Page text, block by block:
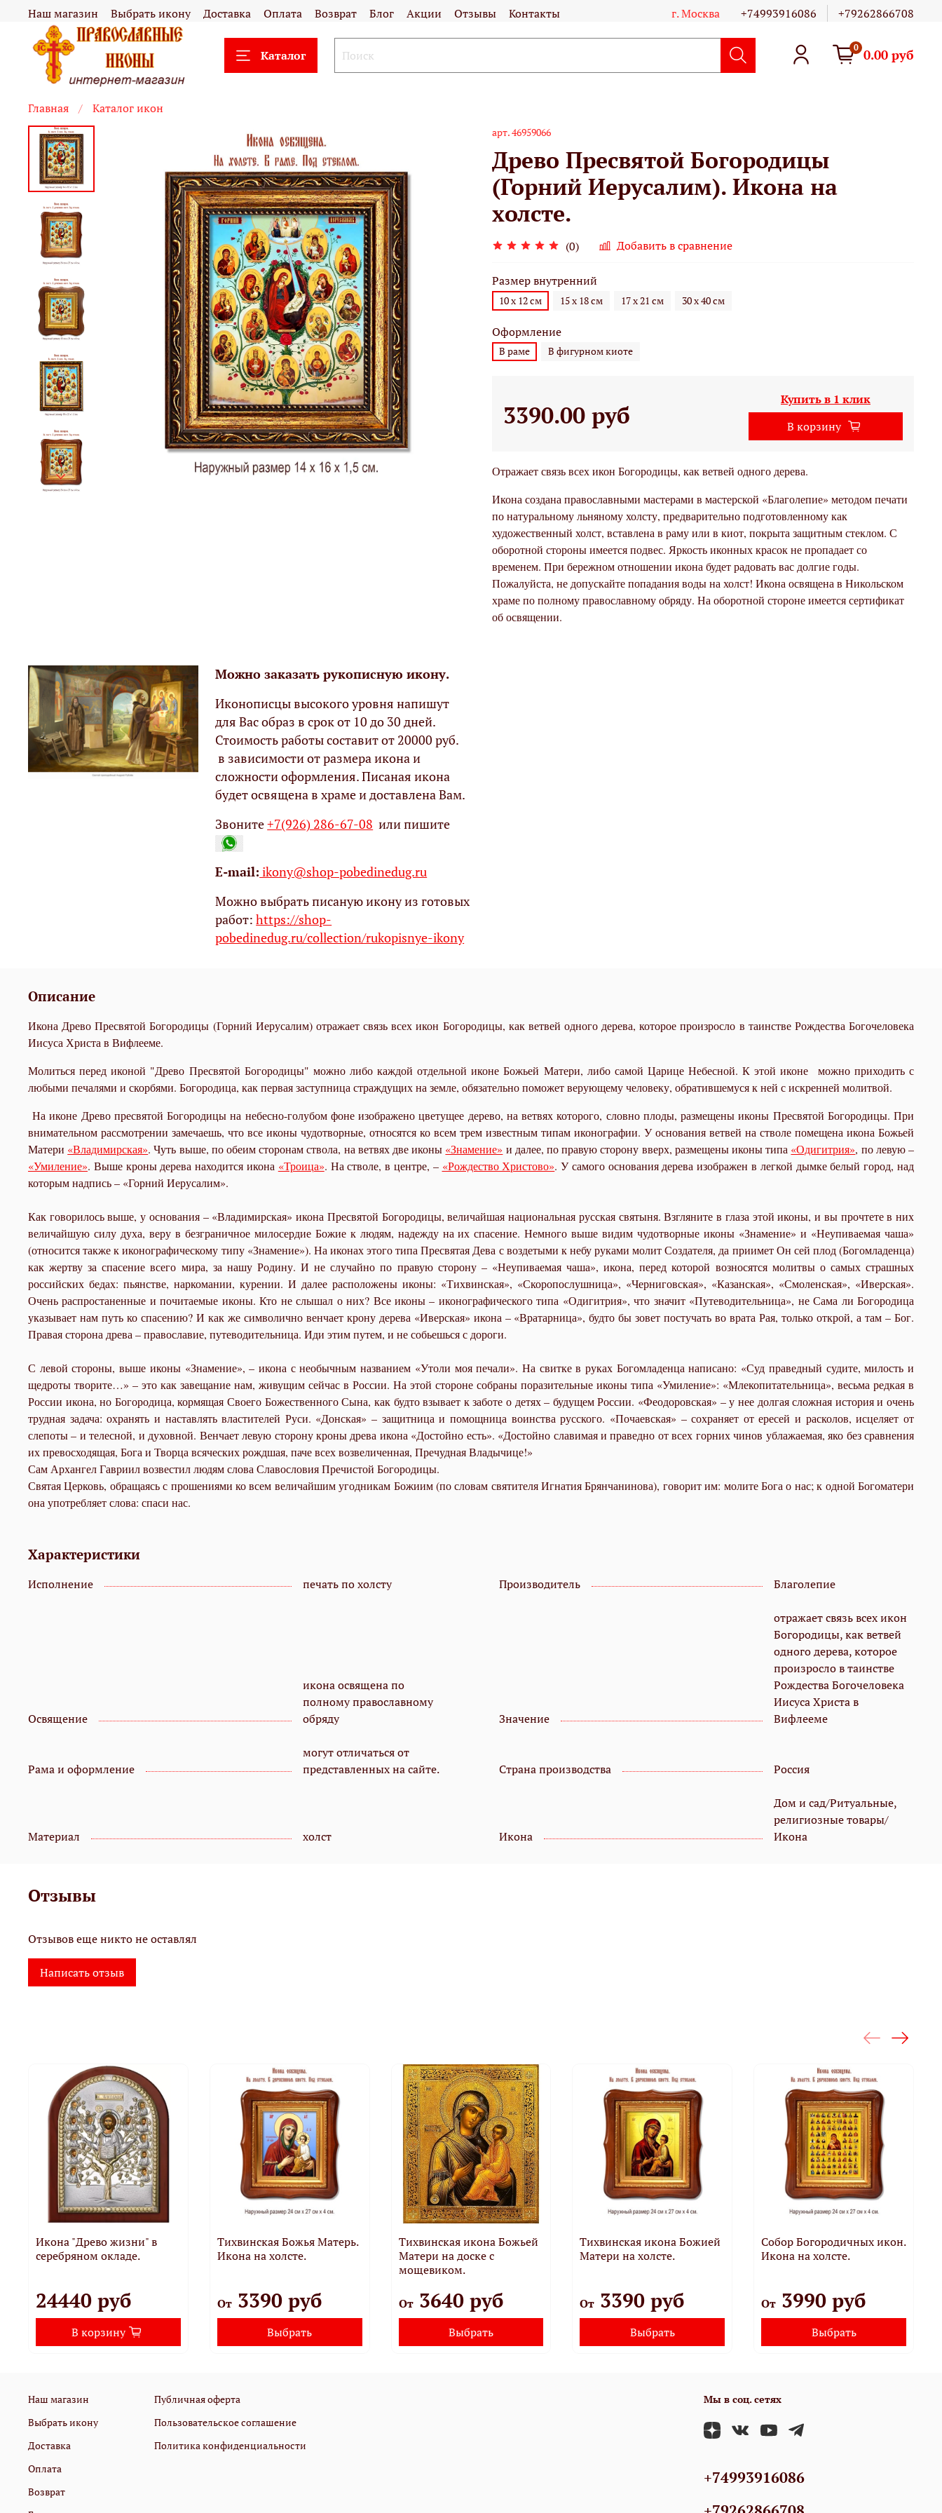
Наш магазин Выбрать икону Доставка Оплата Возврат Блог Акции Отзывы Контакты г. Москва +74993916086 +79262866708
Каталог
0 0.00 руб
Главная Каталог икон
арт.46959066
Древо Пресвятой Богородицы
(Горний Иерусалим). Икона на
холсте.
(0) Добавить в сравнение
Размер внутренний
10 х 12 см 15 х 18 см 17 х 21 см 30 х 40 см
Оформление
В раме В фигурном киоте
3390.00 руб
Купить в 1 клик
В корзину
Отражает связь всех икон Богородицы, как ветвей одного дерева.
Икона создана православными мастерами в мастерской «Благолепие» методом печати
по натуральному льняному холсту, предварительно подготовленному как
художественный холст, вставлена в раму или в киот, покрыта защитным стеклом. С
оборотной стороны имеется подвес. Яркость иконных красок не пропадает со
временем. При бережном отношении икона будет радовать вас долгие годы.
Пожалуйста, не допускайте попадания воды на холст! Икона освящена в Никольском
храме по полному православному обряду. На оборотной стороне имеется сертификат
об освящении.
Можно заказать рукописную икону.
Иконописцы высокого уровня напишут
для Вас образ в срок от 10 до 30 дней.
Стоимость работы составит от 20000 руб.
в зависимости от размера икона и
сложности оформления. Писаная икона
будет освящена в храме и доставлена Вам.
Звоните+7(926) 286-67-08 или пишите
Е-mail: ikony@shop-pobedinedug.ru
Можно выбрать писаную икону из готовых
работ:https://shop-
pobedinedug.ru/collection/rukopisnye-ikony
Описание
Икона Древо Пресвятой Богородицы (Горний Иерусалим) отражает связь всех икон Богородицы, как ветвей одного дерева, которое произросло в таинстве Рождества Богочеловека
Иисуса Христа в Вифлееме.
Молиться перед иконой "Древо Пресвятой Богородицы" можно либо каждой отдельной иконе Божьей Матери, либо самой Царице Небесной. К этой иконе можно приходить с
любыми печалями и скорбями. Богородица, как первая заступница страждущих на земле, обязательно поможет верующему человеку, обратившемуся к ней с искренней молитвой.
На иконе Древо пресвятой Богородицы на небесно-голубом фоне изображено цветущее дерево, на ветвях которого, словно плоды, размещены иконы Пресвятой Богородицы. При
внимательном рассмотрении замечаешь, что все иконы чудотворные, относятся ко всем трем известным типам иконографии. У основания ветвей на стволе помещена икона Божьей
Матери «Владимирская». Чуть выше, по обеим сторонам ствола, на ветвях две иконы «Знамение» и далее, по правую сторону вверх, размещены иконы типа «Одигитрия», по левую –
«Умиление». Выше кроны дерева находится икона «Троица». На стволе, в центре, – «Рождество Христово». У самого основания дерева изображен в легкой дымке белый город, над
которым надпись – «Горний Иерусалим».
Как говорилось выше, у основания – «Владимирская» икона Пресвятой Богородицы, величайшая национальная русская святыня. Взгляните в глаза этой иконы, и вы прочтете в них
величайшую силу духа, веру в безграничное милосердие Божие к людям, надежду на их спасение. Немного выше видим чудотворные иконы «Знамение» и «Неупиваемая чаша»
(относится также к иконографическому типу «Знамение»). На иконах этого типа Пресвятая Дева с воздетыми к небу руками молит Создателя, да приимет Он сей плод (Богомладенца)
как жертву за спасение всего мира, за нашу Родину. И не случайно по правую сторону – «Неупиваемая чаша», икона, перед которой возносятся молитвы о самых страшных
российских бедах: пьянстве, наркомании, курении. И далее расположены иконы: «Тихвинская», «Скоропослушница», «Черниговская», «Казанская», «Смоленская», «Иверская».
Очень распростаненные и почитаемые иконы. Кто не слышал о них? Все иконы – иконографического типа «Одигитрия», что значит «Путеводительница», не Сама ли Богородица
указывает нам путь ко спасению? И как же символично венчает крону дерева «Иверская» икона – «Вратарница», будто бы зовет постучать во врата Рая, только открой, а там – Бог.
Правая сторона древа – православие, путеводительница. Иди этим путем, и не собьешься с дороги.
С левой стороны, выше иконы «Знамение», – икона с необычным названием «Утоли моя печали». На свитке в руках Богомладенца написано: «Суд праведный судите, милость и
щедроты творите…» – это как завещание нам, живущим сейчас в России. На этой стороне собраны поразительные иконы типа «Умиление»: «Млекопитательница», весьма редкая в
России икона, но Богородица, кормящая Своего Божественного Сына, как будто взывает к заботе о детях – будущем России. «Феодоровская» – у нее долгая сложная история и очень
трудная задача: охранять и наставлять властителей Руси. «Донская» – защитница и помощница воинства русского. «Почаевская» – сохраняет от ересей и расколов, исцеляет от
слепоты – и телесной, и духовной. Венчает левую сторону кроны древа икона «Достойно есть». «Достойно славимая и праведно от всех горних чинов ублажаемая, яко без сравнения
их превосходящая, Бога и Творца всяческих рождшая, паче всех возвеличенная, Пречудная Владычице!»
Сам Архангел Гавриил возвестил людям слова Славословия Пречистой Богородицы.
Святая Церковь, обращаясь с прошениями ко всем величайшим угодникам Божиим (по словам святителя Игнатия Брянчанинова), говорит им: молите Бога о нас; к одной Богоматери
она употребляет слова: спаси нас.
Характеристики
Исполнение печать по холсту Производитель Благолепие
Освящение
икона освящена по
полному православному
обряду
Значение
отражает связь всех икон
Богородицы, как ветвей
одного дерева, которое
произросло в таинстве
Рождества Богочеловека
Иисуса Христа в
Вифлееме
Рама и оформление
могут отличаться от
представленных на сайте.
Страна производства Россия
Материал холст Икона
Дом и сад/Ритуальные,
религиозные товары/
Икона
Отзывы
Отзывов еще никто не оставлял
Написать отзыв
Икона "Древо жизни" в
серебряном окладе.
24440 руб
В корзину
Тихвинская Божья Матерь.
Икона на холсте.
От3390 руб
Выбрать
Тихвинская икона Божьей
Матери на доске с
мощевиком.
От3640 руб
Выбрать
Тихвинская икона Божией
Матери на холсте.
От 3390 руб
Выбрать
Собор Богородичных икон.
Икона на холсте.
От 3990 руб
Выбрать
Наш магазин
Выбрать икону
Доставка
Оплата
Возврат
Публичная оферта
Пользовательское соглашение
Политика конфиденциальности
Мы в соц. сетях
+74993916086